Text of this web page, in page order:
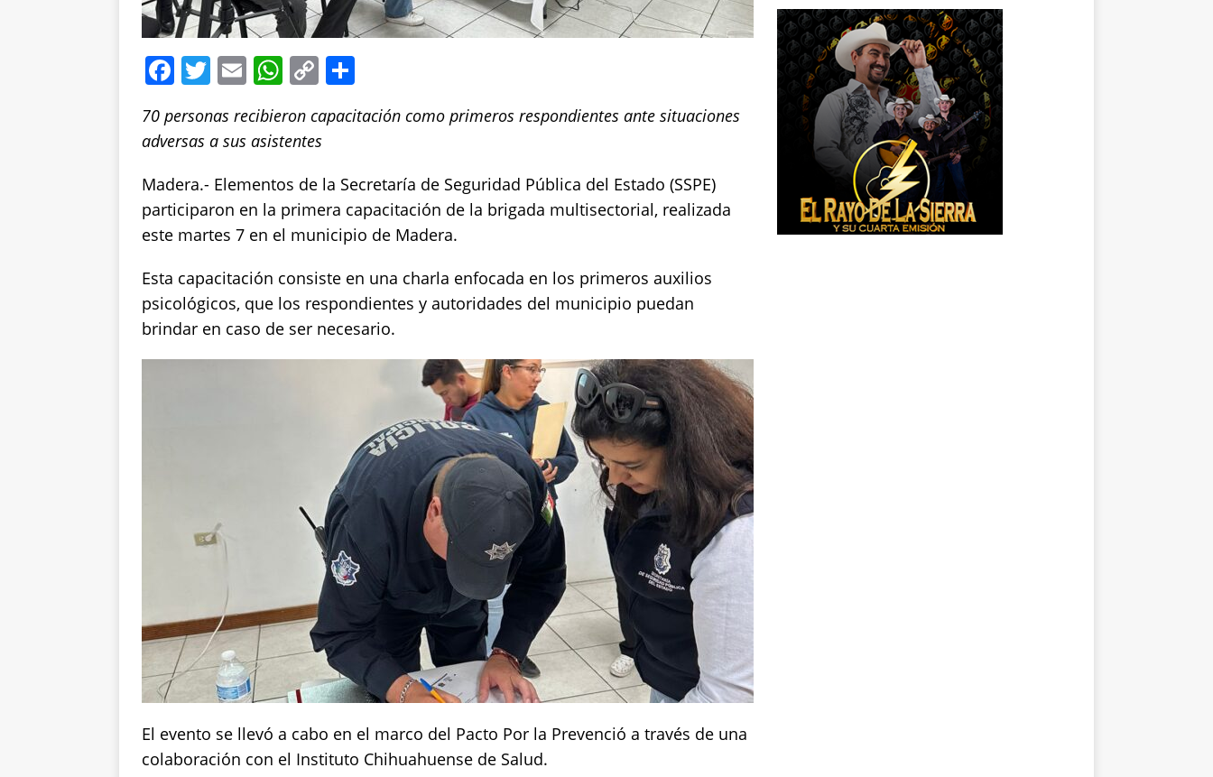
F
c
e
b
o
o
k
T
it
te
r
E
m
ai
l
W
at
s
A
p
p
C
p
y
Li
n
k
h
a
70 personas recibieron capacitación como primeros respondientes ante situaciones
adversas a sus asistentes
Madera.- Elementos de la Secretaría de Seguridad Pública del Estado (SSPE)
participaron en la primera capacitación de la brigada multisectorial, realizada
este martes 7 en el municipio de Madera.
Esta capacitación consiste en una charla enfocada en los primeros auxilios
psicológicos, que los respondientes y autoridades del municipio puedan
brindar en caso de ser necesario.
El evento se llevó a cabo en el marco del Pacto Por la Prevenció a través de una
colaboración con el Instituto Chihuahuense de Salud.